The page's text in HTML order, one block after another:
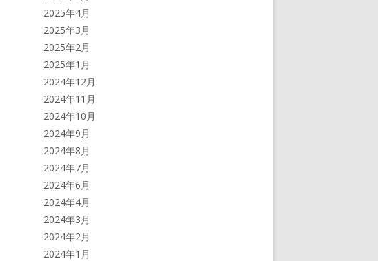
2025年4月
2025年3月
2025年2月
2025年1月
2024年12月
2024年11月
2024年10月
2024年9月
2024年8月
2024年7月
2024年6月
2024年4月
2024年3月
2024年2月
2024年1月